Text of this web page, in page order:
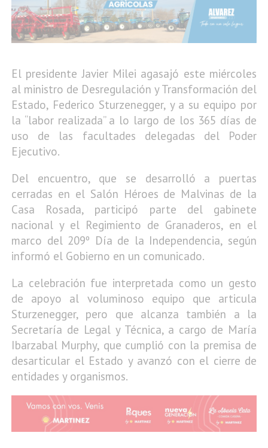
El presidente Javier Milei agasajó este miércoles
al ministro de Desregulación y Transformación del
Estado, Federico Sturzenegger, y a su equipo por
la “labor realizada” a lo largo de los 365 días de
uso de las facultades delegadas del Poder
Ejecutivo.
Del encuentro, que se desarrolló a puertas
cerradas en el Salón Héroes de Malvinas de la
Casa Rosada, participó parte del gabinete
nacional y el Regimiento de Granaderos, en el
marco del 209º Día de la Independencia, según
informó el Gobierno en un comunicado.
La celebración fue interpretada como un gesto
de apoyo al voluminoso equipo que articula
Sturzenegger, pero que alcanza también a la
Secretaría de Legal y Técnica, a cargo de María
Ibarzabal Murphy, que cumplió con la premisa de
desarticular el Estado y avanzó con el cierre de
entidades y organismos.